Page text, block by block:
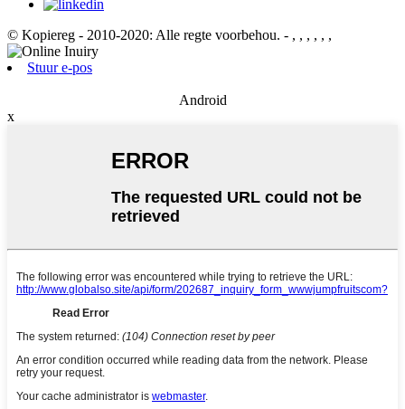
© Kopiereg - 2010-2020: Alle regte voorbehou. - , , , , , ,
Stuur e-pos
Android
x